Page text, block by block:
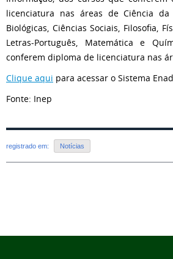
licenciatura nas áreas de Ciência da
Biológicas, Ciências Sociais, Filosofia,
Letras-Português, Matemática e
conferem diploma de licenciatura nas
Clique aqui para acessar o Sistema
Fonte: Inep
registrado em: Notícias